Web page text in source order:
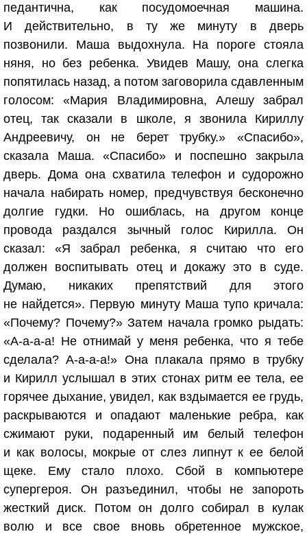
педантична, как посудомоечная машина.
И действительно, в ту же минуту в дверь
позвонили. Маша выдохнула. На пороге стояла
няня, но без ребенка. Увидев Машу, она слегка
попятилась назад, а потом заговорила сдавленным
голосом: «Мария Владимировна, Алешу забрал
отец, так сказали в школе, я звонила Кириллу
Андреевичу, он не берет трубку.» «Спасибо»,
сказала Маша. «Спасибо» и поспешно закрыла
дверь. Дома она схватила телефон и судорожно
начала набирать номер, предчувствуя бесконечно
долгие гудки. Но ошиблась, на другом конце
провода раздался зычный голос Кирилла. Он
сказал: «Я забрал ребенка, я считаю что его
должен воспитывать отец и докажу это в суде.
Думаю, никаких препятствий для этого
не найдется». Первую минуту Маша тупо кричала:
«Почему? Почему?» Затем начала громко рыдать:
«А-а-а-а! Не отнимай у меня ребенка, что я тебе
сделала? А-а-а-а!» Она плакала прямо в трубку
и Кирилл услышал в этих стонах ритм ее тела, ее
горячее дыхание, увидел, как вздымается ее грудь,
раскрываются и опадают маленькие ребра, как
сжимают руки, подаренный им белый телефон
и как волосы, мокрые от слез липнут к ее белой
щеке. Ему стало плохо. Сбой в компьютере
супергероя. Он разъединил, чтобы не запороть
жесткий диск. Потом он долго собирал в кулак
волю и все свое вновь обретенное мужское,